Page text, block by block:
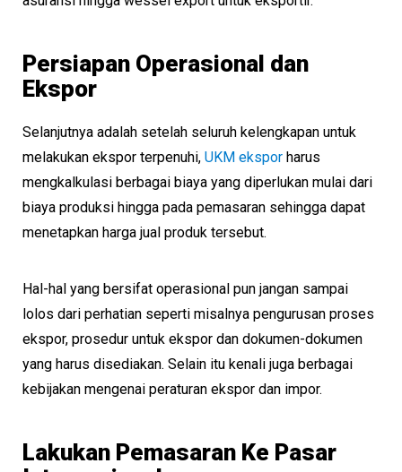
Persiapan Operasional dan
Ekspor
Selanjutnya adalah setelah seluruh kelengkapan untuk
melakukan ekspor terpenuhi, UKM ekspor harus
mengkalkulasi berbagai biaya yang diperlukan mulai dari
biaya produksi hingga pada pemasaran sehingga dapat
menetapkan harga jual produk tersebut.
Hal-hal yang bersifat operasional pun jangan sampai
lolos dari perhatian seperti misalnya pengurusan proses
ekspor, prosedur untuk ekspor dan dokumen-dokumen
yang harus disediakan. Selain itu kenali juga berbagai
kebijakan mengenai peraturan ekspor dan impor.
Lakukan Pemasaran Ke Pasar